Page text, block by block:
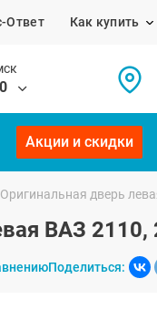
Ответ Как купить
Акции и скидки
дверь
ВАЗ
Поделиться: